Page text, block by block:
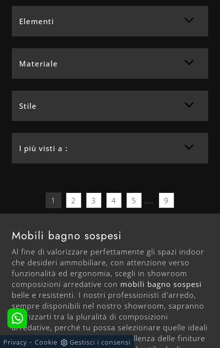
Elementi
Materiale
Stile
I più visti a :
1 2 3 4 5 .... 9
Mobili bagno sospesi
Al fine di valorizzare perfettamente gli spazi indoor
che desideri ammobiliare, con attenzione verso
funzionalità ed ergonomia, scegli in showroom
composizioni arredative con mobili bagno sospesi
belle e resistenti. I nostri professionisti d'arredo,
sempre disponibili nel nostro showroom, sapranno
indirizzarti tra la pluralità di composizioni
arredative, perché tu possa selezionare quelle ideali
per te in ogni particolare. L'eccellenza delle finiture
Privacy - Cookie Gestisci i consensi